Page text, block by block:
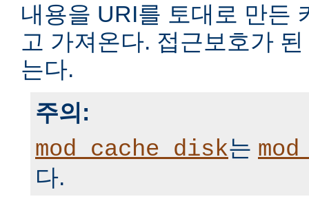
내용을 URI를 토대로 만든
고 가져온다. 접근보호가
는다.
주의:
mod_cache_disk는
다.